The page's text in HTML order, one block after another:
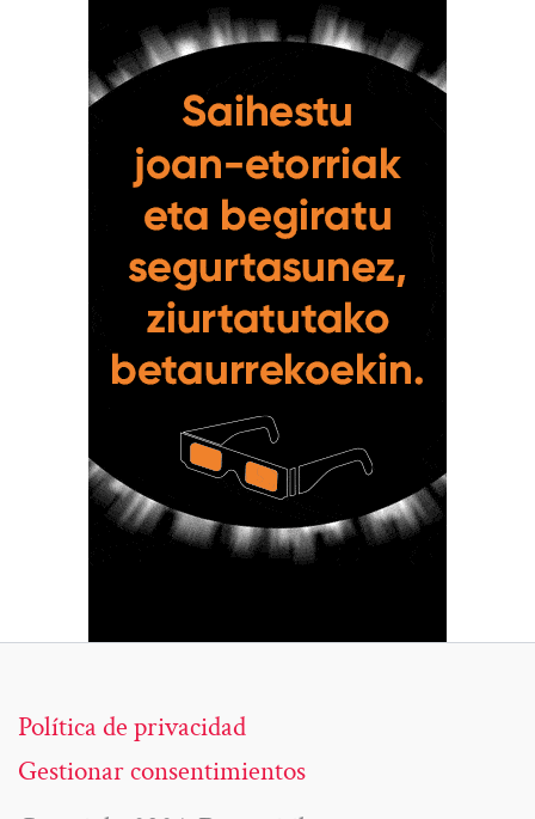
Política de privacidad
Gestionar consentimientos